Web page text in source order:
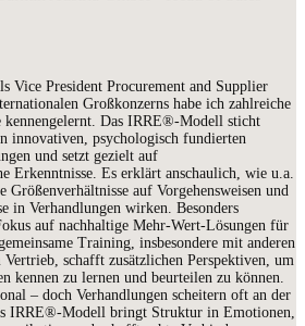
Vice President Procurement and Supplier
Großkonzerns habe ich zahlreiche
kennengelernt. Das IRRE®-Modell sticht
innovativen, psychologisch fundierten
und setzt gezielt auf
Erkenntnisse. Es erklärt anschaulich, wie u.a.
Größenverhältnisse auf Vorgehensweisen und
in Verhandlungen wirken. Besonders
auf nachhaltige Mehr-Wert-Lösungen für
Training, insbesondere mit anderen
schafft zusätzlichen Perspektiven, um
kennen zu lernen und beurteilen zu können.
– doch Verhandlungen scheitern oft an der
IRRE®-Modell bringt Struktur in Emotionen,